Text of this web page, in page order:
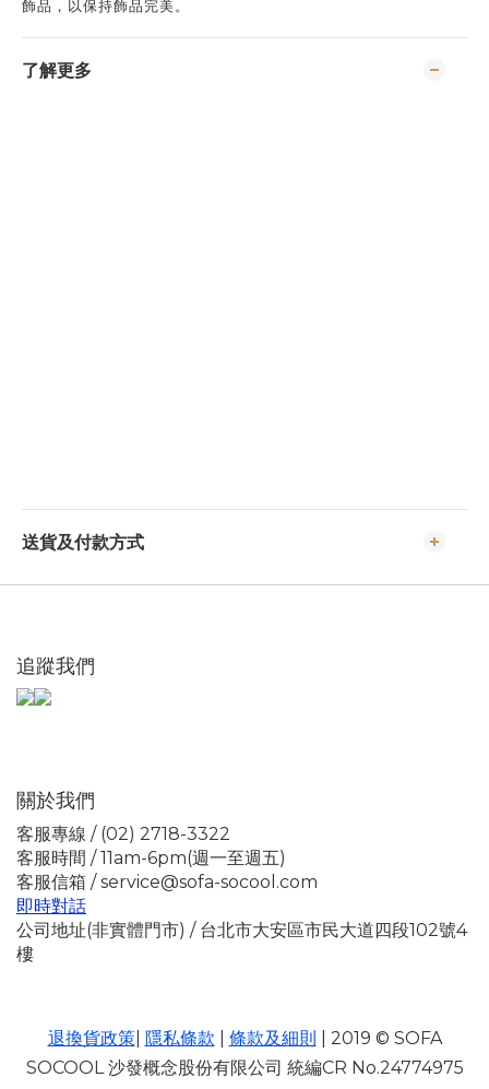
飾品，以保持飾品完美。
了解更多
送貨及付款方式
追蹤我們
關於我們
客服專線 / (02) 2718-3322
客服時間 / 11am-6pm(週一至週五)
客服信箱 / service@sofa-socool.com
即時對話
公司地址(非實體門市) / 台北市大安區市民大道四段102號4
樓
退換貨政策| 隱私條款 條款及細則 | 2019 © SOFA
SOCOOL 沙發概念股份有限公司 統編CR No.24774975